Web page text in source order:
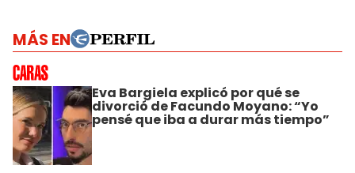
MÁS EN
Eva Bargiela explicó por qué se
divorció de Facundo Moyano: “Yo
pensé que iba a durar más tiempo”